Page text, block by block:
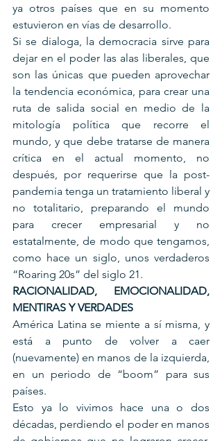
ya otros países que en su momento
estuvieron en vías de desarrollo.
Si se dialoga, la democracia sirve para
dejar en el poder las alas liberales, que
son las únicas que pueden aprovechar
la tendencia económica, para crear una
ruta de salida social en medio de la
mitología política que recorre el
mundo, y que debe tratarse de manera
crítica en el actual momento, no
después, por requerirse que la post-
pandemia tenga un tratamiento liberal y
no totalitario, preparando el mundo
para crecer empresarial y no
estatalmente, de modo que tengamos,
como hace un siglo, unos verdaderos
“Roaring 20s” del siglo 21.
RACIONALIDAD, EMOCIONALIDAD,
MENTIRAS Y VERDADES
América Latina se miente a sí misma, y
está a punto de volver a caer
(nuevamente) en manos de la izquierda,
en un periodo de “boom” para sus
países.
Esto ya lo vivimos hace una o dos
décadas, perdiendo el poder en manos